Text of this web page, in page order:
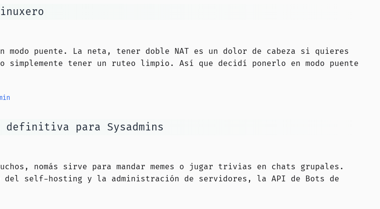
modo puente. La neta, tener doble NAT es un dolor de cabeza si quieres
tener un ruteo limpio. Así que decidí ponerlo en modo puente
definitiva para Sysadmins
nomás sirve para mandar memes o jugar trivias en chats grupales.
self-hosting y la administración de servidores, la API de Bots de